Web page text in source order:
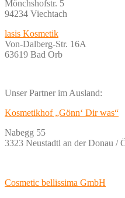
Mönchshofstr. 5
94234 Viechtach
lasis Kosmetik
Von-Dalberg-Str. 16A
63619 Bad Orb
Unser Partner im Ausland:
Kosmetikhof „Gönn‘ Dir was“
Nabegg 55
3323 Neustadtl an der Donau /
Cosmetic bellissima GmbH